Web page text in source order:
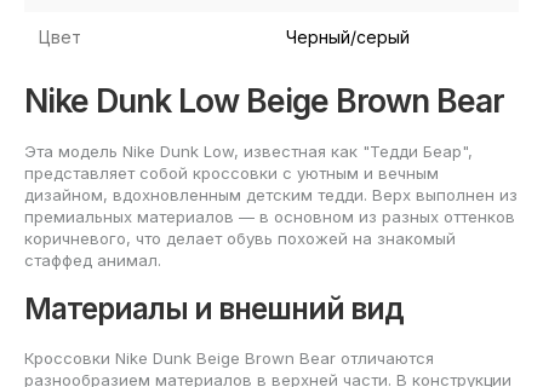
Цвет Черный/серый
Nike Dunk Low Beige Brown Bear
Эта модель Nike Dunk Low, известная как "Тедди Беар",
представляет собой кроссовки с уютным и вечным
дизайном, вдохновленным детским тедди. Верх выполнен из
премиальных материалов — в основном из разных оттенков
коричневого, что делает обувь похожей на знакомый
стаффед анимал.
Материалы и внешний вид
Кроссовки Nike Dunk Beige Brown Bear отличаются
разнообразием материалов в верхней части. В конструкции